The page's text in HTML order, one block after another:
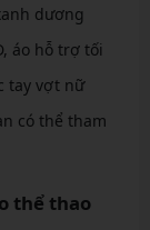
dương
áo hỗ trợ tối
tay vợt nữ
có thể tham
thể thao